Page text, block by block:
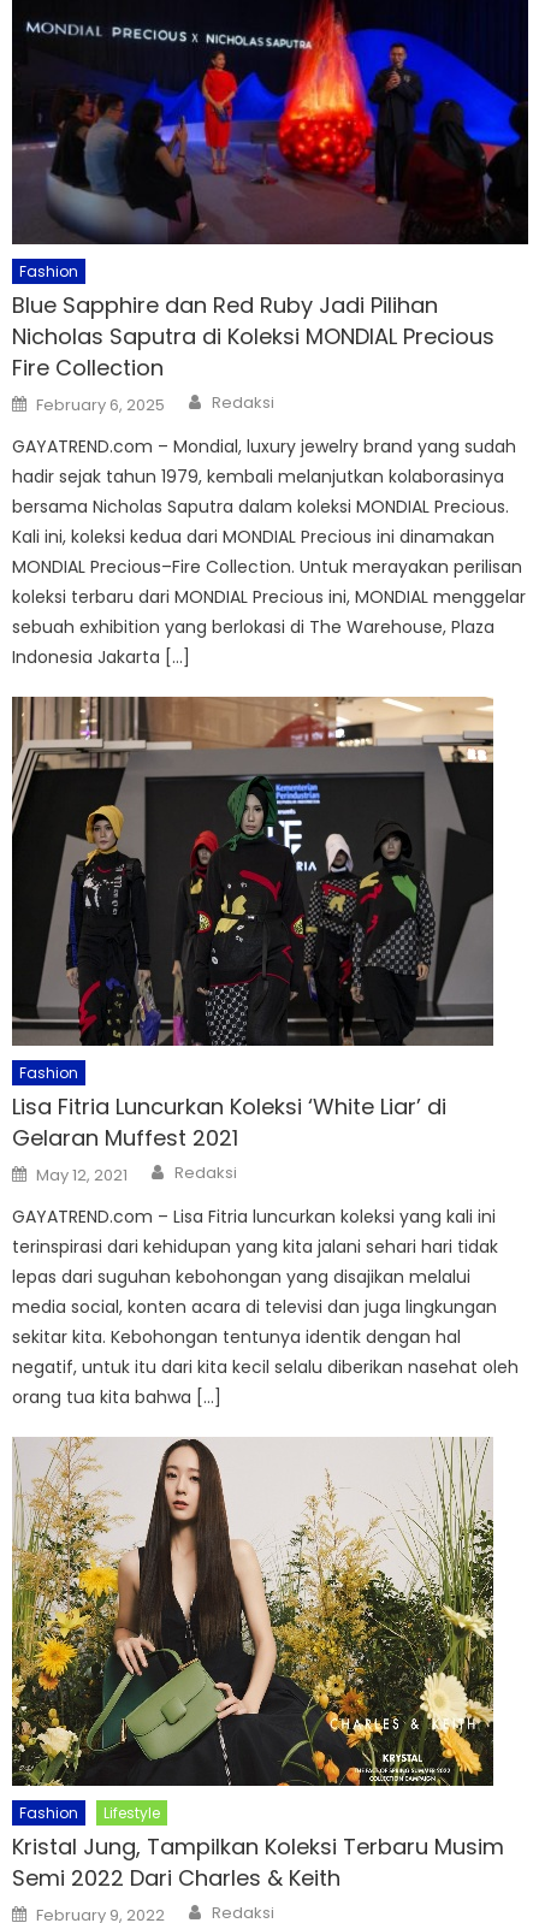
Fashion
Blue Sapphire dan Red Ruby Jadi Pilihan
Nicholas Saputra di Koleksi MONDIAL Precious
Fire Collection
Posted
on
February 6, 2025 Author
Redaksi
GAYATREND.com – Mondial, luxury jewelry brand yang sudah
hadir sejak tahun 1979, kembali melanjutkan kolaborasinya
bersama Nicholas Saputra dalam koleksi MONDIAL Precious.
Kali ini, koleksi kedua dari MONDIAL Precious ini dinamakan
MONDIAL Precious–Fire Collection. Untuk merayakan perilisan
koleksi terbaru dari MONDIAL Precious ini, MONDIAL menggelar
sebuah exhibition yang berlokasi di The Warehouse, Plaza
Indonesia Jakarta […]
Fashion
Lisa Fitria Luncurkan Koleksi ‘White Liar’ di
Gelaran Muffest 2021
Posted
on
May 12, 2021 Author
Redaksi
GAYATREND.com – Lisa Fitria luncurkan koleksi yang kali ini
terinspirasi dari kehidupan yang kita jalani sehari hari tidak
lepas dari suguhan kebohongan yang disajikan melalui
media social, konten acara di televisi dan juga lingkungan
sekitar kita. Kebohongan tentunya identik dengan hal
negatif, untuk itu dari kita kecil selalu diberikan nasehat oleh
orang tua kita bahwa […]
Fashion Lifestyle
Kristal Jung, Tampilkan Koleksi Terbaru Musim
Semi 2022 Dari Charles & Keith
Posted
February 9, 2022 Author
Redaksi